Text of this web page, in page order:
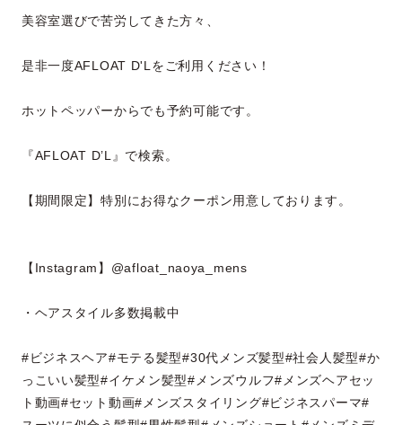
美容室選びで苦労してきた方々、
是非一度AFLOAT D'Lをご利用ください！
ホットペッパーからでも予約可能です。
『AFLOAT D’L』で検索。
【期間限定】特別にお得なクーポン用意しております。
【Instagram】@afloat_naoya_mens
・ヘアスタイル多数掲載中
#ビジネスヘア#モテる髪型#30代メンズ髪型#社会人髪型#か
っこいい髪型#イケメン髪型#メンズウルフ#メンズヘアセッ
ト動画#セット動画#メンズスタイリング#ビジネスパーマ#